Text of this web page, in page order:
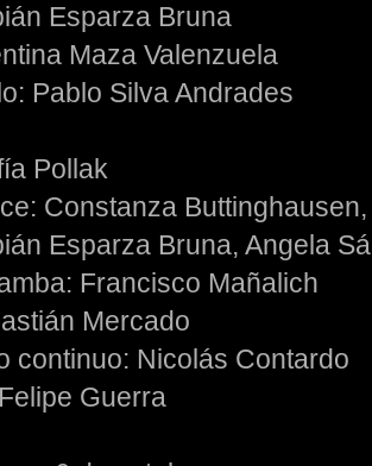
Esparza Bruna
Maza Valenzuela
Pablo Silva Andrades
Pollak
Constanza
Esparza Bruna, Angela
Francisco Mañalich
Mercado
continuo: Nicolás Contardo
Guerra